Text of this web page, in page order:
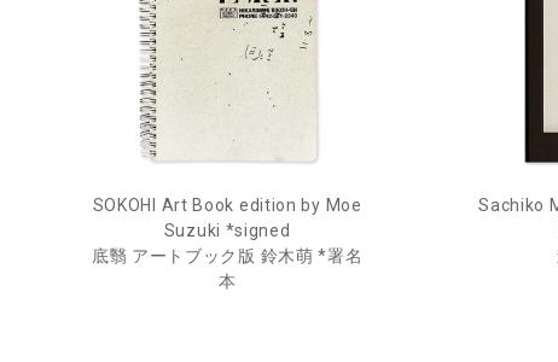
SOKOHI Art Book edition by Moe
Suzuki *signed
底翳 アートブック版 鈴木萌 *署名
本
Sachiko